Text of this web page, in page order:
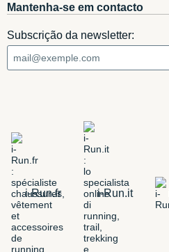
Mantenha-se em contacto
Subscrição da newsletter:
i-Run.fr i-Run.it